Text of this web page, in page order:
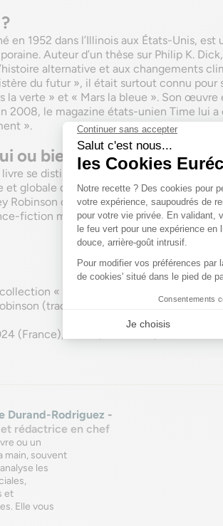
en 1952 dans l’Illinois aux États-Unis, est
Auteur d’un thèse sur Philip K.
alternative et aux changements
du futur », il était surtout connu pour
la verte » et « Mars la bleue ». Son œuvre
2008, le magazine états-unien Time lui
».
ou bien c’est non ?
se distingue par sa capacité à mettre
globale de notre époque : l’urgence
Robinson choisit de montrer qu’un
fiction malin et porteur d’espoir.
« SF Poche »
(traduit de l’anglais US par Claude
(France), 2020 (États-Unis)
Durand-Rodriguez -
rédactrice en chef
ou un
main, souvent
les
et
Elle vous